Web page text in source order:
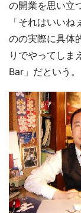
の開業を思い立
「それはいい
のの実際に具体
りでやってしま
Bar」だという。